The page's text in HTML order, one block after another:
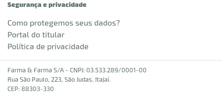
Segurança e privacidade
Como protegemos seus dados?
Portal do titular
Política de privacidade
Farma & Farma S/A - CNPJ: 03.533.289/0001-00
Rua São Paulo, 223, São Judas, Itajaí.
CEP: 88303-330